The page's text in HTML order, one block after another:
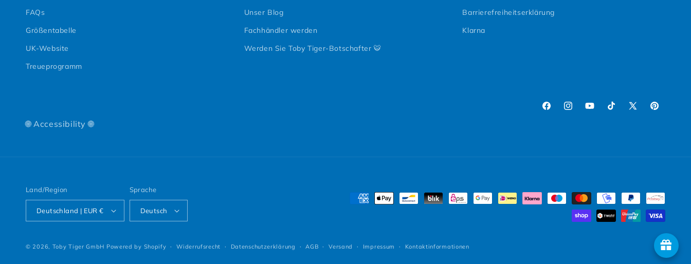
FAQs
Größentabelle
UK-Website
Treueprogramm
Unser Blog
Fachhändler werden
Werden Sie Toby Tiger-Botschafter 🐯
Barrierefreiheitserklärung
Klarna
FacebookInstagram
YouTubeTikTokX (Twitter)
Pinterest
🌐 Accessibility 🌐
Land/Region
Deutschland | EUR €
Sprache
Deutsch
Zahlungsmethoden
© 2026, Toby Tiger GmbH Powered by Shopify Widerrufsrecht Datenschutzerklärung AGB Versand Impressum Kontaktinformationen